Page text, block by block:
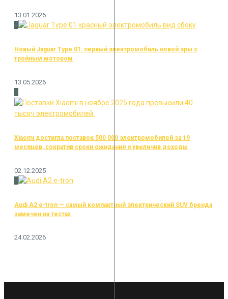
13.01.2026
4
Новый Jaguar Type 01: первый электромобиль новой эры с
тройным мотором
13.05.2026
5
Xiaomi достигла поставок 500 000 электромобилей за 19
месяцев, сократив сроки ожидания и увеличив доходы
02.12.2025
6
Audi A2 e-tron — самый компактный электрический SUV бренда
замечен на тестах
24.02.2026